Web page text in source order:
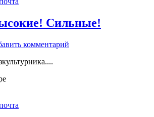
Сильные!
комментарий